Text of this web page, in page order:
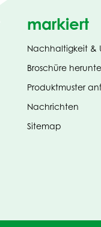
markiert
Nachhaltigkeit &
Broschüre
Produktmuster
Nachrichten
Sitemap